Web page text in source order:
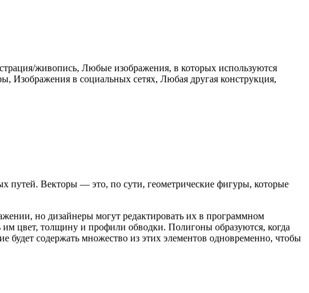
живопись, Любые изображения, в которых используются
в социальных сетях, Любая другая конструкция,
путей. Векторы — это, по сути, геометрические фигуры, которые
но дизайнеры могут редактировать их в программном
цвет, толщину и профили обводки. Полигоны образуются, когда
будет содержать множество из этих элементов одновременно, чтобы